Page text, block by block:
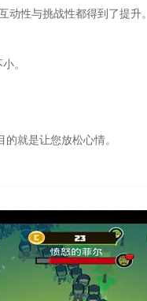
性与挑战性都得到了提升。
。
就是让您放松心情。